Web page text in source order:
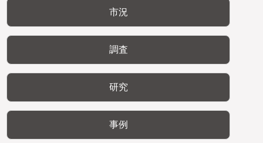
市況
調査
研究
事例